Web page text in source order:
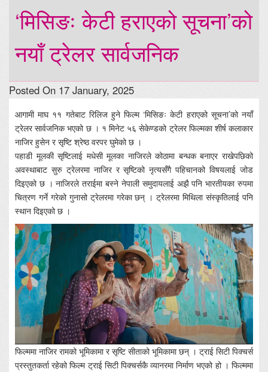
‘मिसिङः केटी हराएको सूचना’को
नयाँ ट्रेलर सार्वजनिक
Posted On 17 January, 2025
आगामी माघ ११ गतेबाट रिलिज हुने फिल्म ‘मिसिङः केटी हराएको सूचना’को नयाँ
ट्रेलर सार्वजनिक भएको छ । १ मिनेट ५६ सेकेण्डको ट्रेलर फिल्मका शीर्ष कलाकार
नाजिर हुसेन र सृष्टि श्रेष्ठ वरपर घुमेको छ ।
पहाडी मूलकी सृष्टिलाई मधेसी मूलका नाजिरले कोठामा बन्धक बनाएर राखेपछिको
अवस्थाबाट सुरु ट्रेलरमा नाजिर र सृष्टिको नृत्यसँगै पहिचानको विषयलाई जोड
दिइएको छ । नाजिरले तराईमा बस्ने नेपाली समुदायलाई अझै पनि भारतीयका रुपमा
चित्रण गर्ने गरेको गुनासो ट्रेलरमा गरेका छन् । ट्रेलरमा मिथिला संस्कृतिलाई पनि
स्थान दिइएको छ ।
फिल्ममा नाजिर रामको भूमिकामा र सृष्टि सीताको भूमिकामा छन् । ट्राई सिटी पिक्चर्स
प्रस्तुतकर्ता रहेको फिल्म ट्राई सिटी पिक्चर्सकै व्यानरमा निर्माण भएको हो । फिल्ममा